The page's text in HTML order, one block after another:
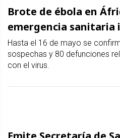
Brote de ébola en
emergencia sanitaria
Hasta el 16 de mayo se
sospechas y 80 defunciones
con el virus.